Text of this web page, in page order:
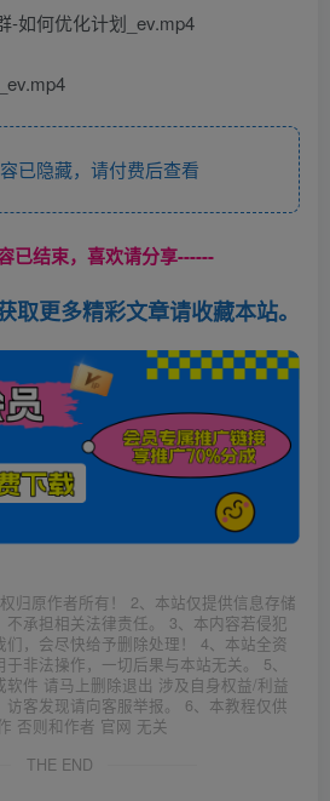
-如何优化计划_ev.mp4
已隐藏，请付费后查看
已结束，喜欢请分享------
取更多精彩文章请收藏本站。
归原作者所有！ 2、本站仅提供信息存储
承担相关法律责任。 3、本内容若侵犯
，会尽快给予删除处理！ 4、本站全资
非法操作，一切后果与本站无关。 5、
软件 请马上删除退出 涉及自身权益/利益
客发现请向客服举报。 6、本教程仅供
否则和作者 官网 无关
THE END